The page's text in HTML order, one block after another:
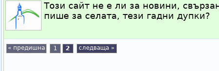
Този сайт не е ли за новини,
пише за селата, тези гадни дупки?
« предишна 1 2 следваща »